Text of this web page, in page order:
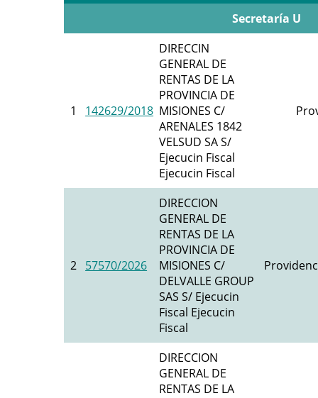
Secretaría U
1 142629/2018
DIRECCIN
GENERAL DE
RENTAS DE LA
PROVINCIA DE
MISIONES C/
ARENALES 1842
VELSUD SA S/
Ejecucin Fiscal
Ejecucin Fiscal
2 57570/2026
DIRECCION
GENERAL DE
RENTAS DE LA
PROVINCIA DE
MISIONES C/
DELVALLE GROUP
SAS S/ Ejecucin
Fiscal Ejecucin
Fiscal
DIRECCION
GENERAL DE
RENTAS DE LA